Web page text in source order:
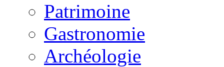
Patrimoine
Gastronomie
Archéologie